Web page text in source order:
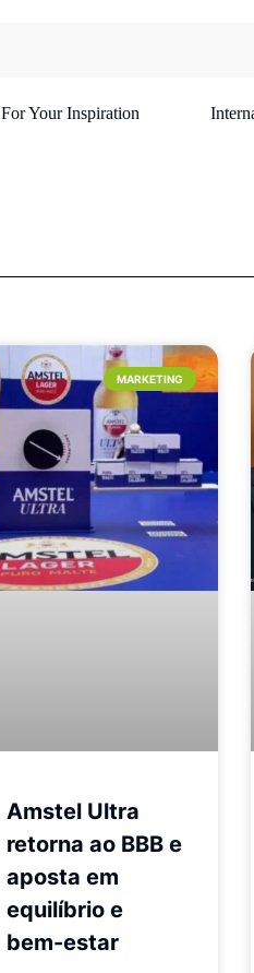
For Your Inspiration
MARKETING
Amstel Ultra
retorna ao BBB e
aposta em
equilíbrio e
bem-estar